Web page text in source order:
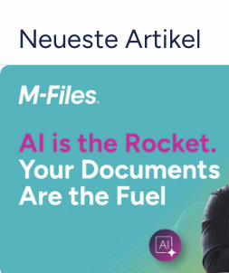
Neueste Artikel